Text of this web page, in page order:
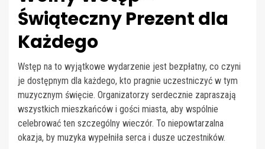
Świąteczny Prezent dla
Każdego
Wstęp na to wyjątkowe wydarzenie jest bezpłatny, co czyni
je dostępnym dla każdego, kto pragnie uczestniczyć w tym
muzycznym święcie. Organizatorzy serdecznie zapraszają
wszystkich mieszkańców i gości miasta, aby wspólnie
celebrować ten szczególny wieczór. To niepowtarzalna
okazja, by muzyka wypełniła serca i dusze uczestników.